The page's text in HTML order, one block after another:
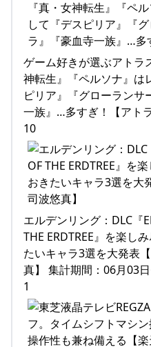
ゲーム好きが選ぶアトラ
神転生』『ペルソナ』は
ピリア』『グローラン
一族』…多すぎ！【アト
10
エルデンリング：DLC『
THE ERDTREE』を楽し
たいキャラ3選を大発表
真】 集計期間：06月03
1